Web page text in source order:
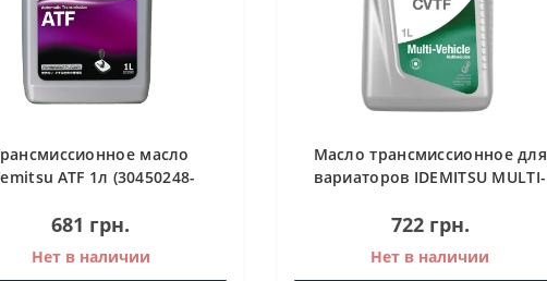
масло
ATF 1л (30450248-
681 грн.
Нет в наличии
Масло трансмиссионное для
вариаторов IDEMITSU MULTI-
722 грн.
Нет в наличии